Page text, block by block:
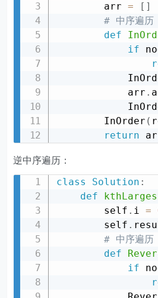
        arr
= [ ]
# 中序遍历
def
if
            arr
.
        InOrder
(
return
逆中序遍历：
class Solution :
def
        self
. i =
        self
.
# 中序遍历
def
if